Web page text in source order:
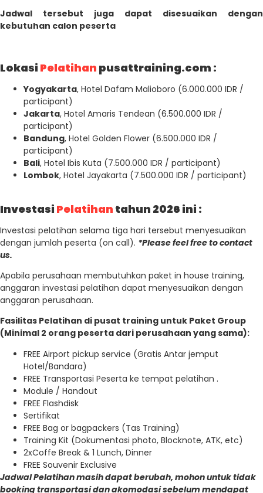
Jadwal tersebut juga dapat disesuaikan dengan
kebutuhan calon peserta
Lokasi Pelatihan pusattraining.com :
Yogyakarta, Hotel Dafam Malioboro (6.000.000 IDR /
participant)
Jakarta, Hotel Amaris Tendean (6.500.000 IDR /
participant)
Bandung, Hotel Golden Flower (6.500.000 IDR /
participant)
Bali, Hotel Ibis Kuta (7.500.000 IDR / participant)
Lombok, Hotel Jayakarta (7.500.000 IDR / participant)
Investasi Pelatihan tahun 2026 ini :
Investasi pelatihan selama tiga hari tersebut menyesuaikan
dengan jumlah peserta (on call). *Please feel free to contact
us.
Apabila perusahaan membutuhkan paket in house training,
anggaran investasi pelatihan dapat menyesuaikan dengan
anggaran perusahaan.
Fasilitas Pelatihan di pusat training untuk Paket Group
(Minimal 2 orang peserta dari perusahaan yang sama):
FREE Airport pickup service (Gratis Antar jemput
Hotel/Bandara)
FREE Transportasi Peserta ke tempat pelatihan .
Module / Handout
FREE Flashdisk
Sertifikat
FREE Bag or bagpackers (Tas Training)
Training Kit (Dokumentasi photo, Blocknote, ATK, etc)
2xCoffe Break & 1 Lunch, Dinner
FREE Souvenir Exclusive
Jadwal Pelatihan masih dapat berubah, mohon untuk tidak
booking transportasi dan akomodasi sebelum mendapat